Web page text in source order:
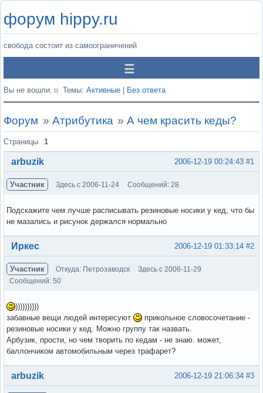
форум hippy.ru
свобода состоит из самоограничений
Вы не вошли. Темы: Активные Без ответа
Форум » Атрибутика »А чем красить кеды?
Страницы 1
#1
2006-12-19 00:24:43
arbuzik
Участник Здесь с 2006-11-24 Сообщений: 28
Подскажите чем лучше расписывать резиновые носики у кед, что бы
не мазались и рисунок держался нормально
Вне форума #2
2006-12-19 01:33:14
Иркес
Участник Откуда: Петрозаводск
Здесь с 2006-11-29
Сообщений: 50
))))))))))
забавные вещи людей интересуют
прикольное словосочетание -
резиновые носики у кед. Можно группу так назвать.
Арбузик, прости, но чем творить по кедам - не знаю. может,
баллончиком автомобильным через трафарет?
Вне форума #3
2006-12-19 21:06:34
arbuzik